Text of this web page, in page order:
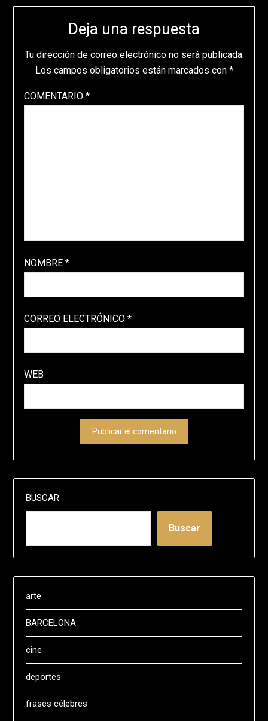
Deja una respuesta
Tu dirección de correo electrónico no será publicada.
Los campos obligatorios están marcados con *
COMENTARIO *
NOMBRE *
CORREO ELECTRÓNICO *
WEB
BUSCAR
Buscar
arte
BARCELONA
cine
deportes
frases célebres